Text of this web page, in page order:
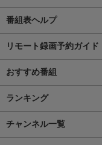
番組表ヘルプ
リモート録画予約ガイド
おすすめ番組
ランキング
チャンネル一覧